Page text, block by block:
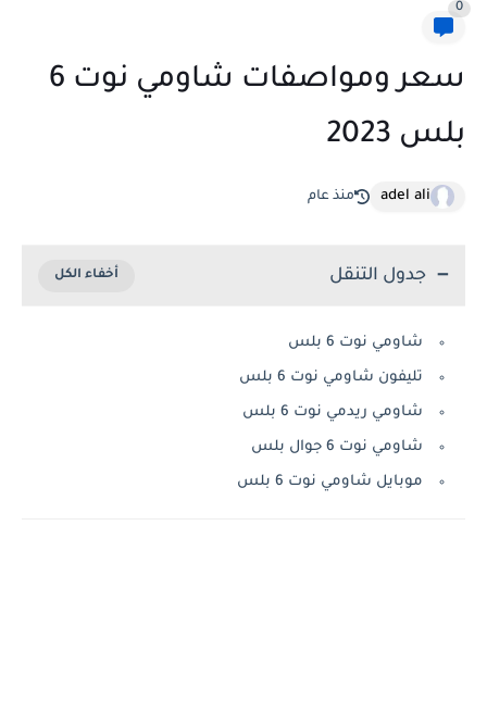
0
سعر ومواصفات شاومي نوت 6
بلس 2023
adel ali منذ عام
جدول التنقل
شاومي نوت 6 بلس
تليفون شاومي نوت 6 بلس
شاومي ريدمي نوت 6 بلس
شاومي نوت 6 جوال بلس
موبايل شاومي نوت 6 بلس